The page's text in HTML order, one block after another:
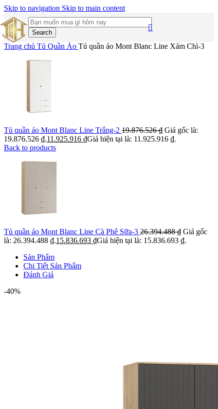
Skip to navigation Skip to main content
Search
Trang chủ Tủ Quần Áo Tủ quần áo Mont Blanc Line Xám Chì-3
Tủ quần áo Mont Blanc Line Trắng-2 19.876.526₫ Giá gốc là:
19.876.526 ₫.11.925.916 ₫Giá hiện tại là: 11.925.916 ₫.
Back to products
Tủ quần áo Mont Blanc Line Cà Phê Sữa-3 26.394.488₫ Giá gốc
là: 26.394.488 ₫.15.836.693 ₫Giá hiện tại là: 15.836.693 ₫.
Sản Phẩm
Chi Tiết Sản Phẩm
Đánh Giá
-40%